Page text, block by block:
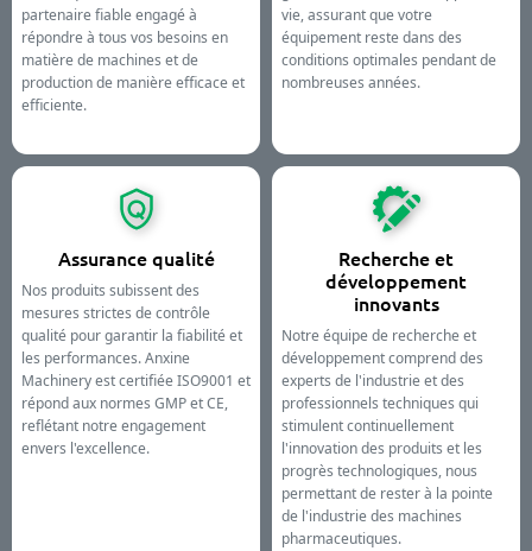
partenaire fiable engagé à
répondre à tous vos besoins en
matière de machines et de
production de manière efficace et
efficiente.
vie, assurant que votre
équipement reste dans des
conditions optimales pendant de
nombreuses années.
Assurance qualité
Nos produits subissent des
mesures strictes de contrôle
qualité pour garantir la fiabilité et
les performances. Anxine
Machinery est certifiée ISO9001 et
répond aux normes GMP et CE,
reflétant notre engagement
envers l'excellence.
Recherche et
développement
innovants
Notre équipe de recherche et
développement comprend des
experts de l'industrie et des
professionnels techniques qui
stimulent continuellement
l'innovation des produits et les
progrès technologiques, nous
permettant de rester à la pointe
de l'industrie des machines
pharmaceutiques.